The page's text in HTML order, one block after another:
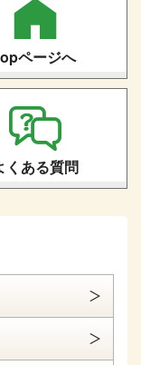
ページへ
くある質問